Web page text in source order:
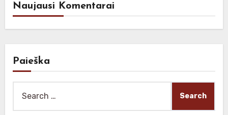
Naujausi Komentarai
Paieška
for: